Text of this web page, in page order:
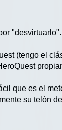
"desvirtuarlo".
(tengo el
que es el
su telón